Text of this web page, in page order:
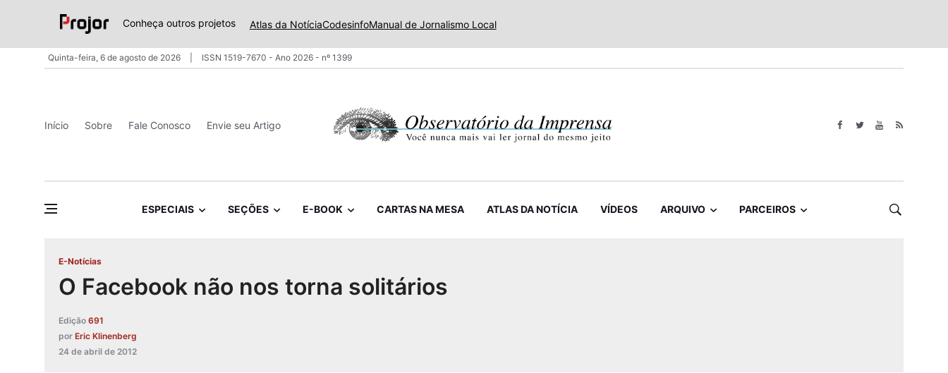
Conheça outros projetos Atlas da NotíciaCodesinfoManual de Jornalismo Local
Quinta-feira, 6 de agosto de 2026 ISSN 1519-7670 - Ano 2026 - nº 1399
Início Sobre Fale Conosco Envie seu Artigo
ESPECIAIS SEÇÕES E-BOOK CARTAS NA MESA ATLAS DA NOTÍCIA VÍDEOS ARQUIVO PARCEIROS
E-Notícias
O Facebook não nos torna solitários
Edição 691
por Eric Klinenberg
24 de abril de 2012